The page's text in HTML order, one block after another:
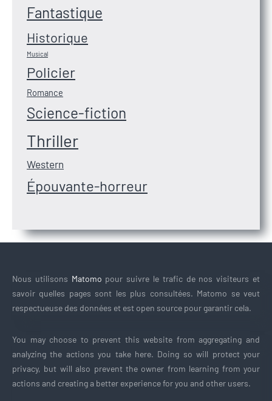
Fantastique
Historique
Musical
Policier
Romance
Science-fiction
Thriller
Western
Épouvante-horreur
Nous utilisons Matomo pour suivre le trafic de nos visiteurs et
savoir quelles pages sont les plus consultées. Matomo se veut
respectueuse des données et est open source pour garantir cela.
You may choose to prevent this website from aggregating and
analyzing the actions you take here. Doing so will protect your
privacy, but will also prevent the owner from learning from your
actions and creating a better experience for you and other users.